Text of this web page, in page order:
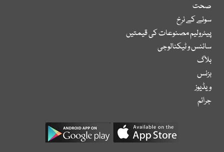
صحت
سونے کے نرخ
پیٹرولیم مصنوعات کی قیمتیں
سائنس و ٹیکنالوجی
بلاگ
بزنس
ویڈیوز
جرائم